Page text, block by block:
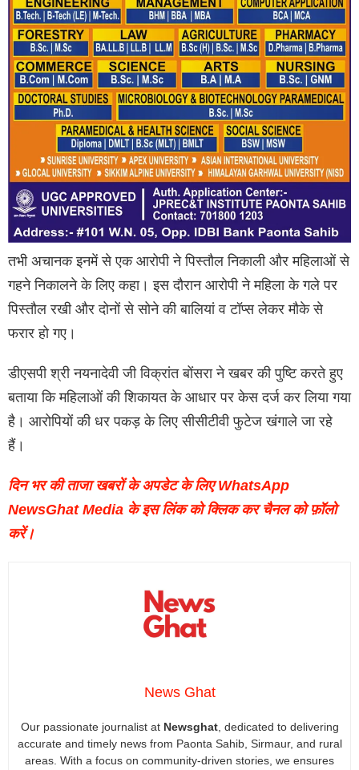
तभी अचानक इनमें से एक आरोपी ने पिस्तौल निकाली और महिलाओं से
गहने निकालने के लिए कहा। इस दौरान आरोपी ने महिला के गले पर
पिस्तौल रखी और दोनों से सोने की बालियां व टॉप्स लेकर मौके से
फरार हो गए।
डीएसपी श्री नयनादेवी जी विक्रांत बोंसरा ने खबर की पुष्टि करते हुए
बताया कि महिलाओं की शिकायत के आधार पर केस दर्ज कर लिया गया
है। आरोपियों की धर पकड़ के लिए सीसीटीवी फुटेज खंगाले जा रहे
हैं।
दिन भर की ताजा खबरों के अपडेट के लिए WhatsApp
NewsGhat Media के इस लिंक को क्लिक कर चैनल को फ़ॉलो
करें।
News Ghat
Our passionate journalist at Newsghat, dedicated to delivering
accurate and timely news from Paonta Sahib, Sirmaur, and rural
areas. With a focus on community-driven stories, we ensures